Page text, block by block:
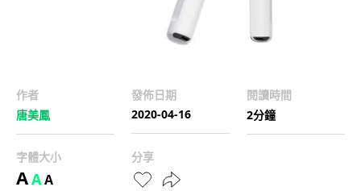
作者
唐美鳳
發佈日期
2020-04-16
閱讀時間
2分鐘
字體大小
AAA
分享